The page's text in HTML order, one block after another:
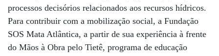
processos decisórios relacionados aos recursos hídricos.
Para contribuir com a mobilização social, a Fundação
SOS Mata Atlântica, a partir de sua experiência à frente
do Mãos à Obra pelo Tietê, programa de educação